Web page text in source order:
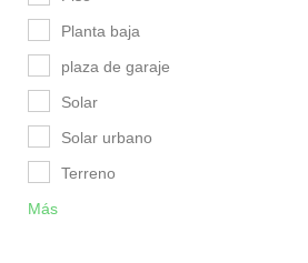
Planta baja
plaza de garaje
Solar
Solar urbano
Terreno
Más